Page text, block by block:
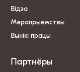
Відэа
Мерапрыемствы
Вынікі працы
Партнёры